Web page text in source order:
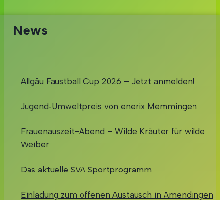
News
Allgäu Faustball Cup 2026 – Jetzt anmelden!
Jugend‑Umweltpreis von enerix Memmingen
Frauenauszeit-Abend – Wilde Kräuter für wilde
Weiber
Das aktuelle SVA Sportprogramm
Einladung zum offenen Austausch in Amendingen